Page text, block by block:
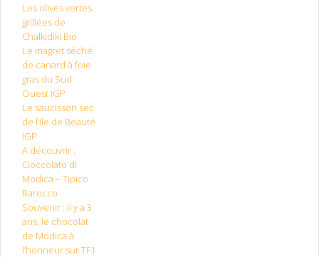
Les olives vertes
grillées de
Chalkidiki Bio
Le magret séché
de canard à foie
gras du Sud
Ouest IGP
Le saucisson sec
de l’Ile de Beauté
IGP
A découvrir :
Cioccolato di
Modica – Tipico
Barocco
Souvenir : il y a 3
ans, le chocolat
de Modica à
l’honneur sur TF1